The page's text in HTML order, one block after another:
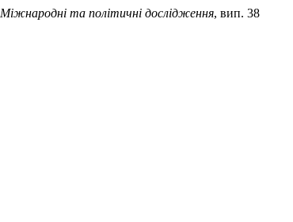
Міжнародні та політичні дослідження, вип. 38